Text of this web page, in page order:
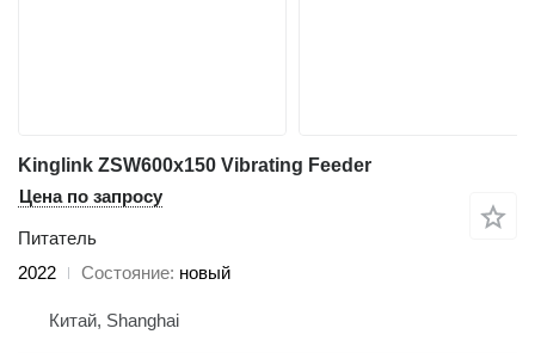
Kinglink ZSW600x150 Vibrating Feeder
Цена по запросу
Питатель
2022
Состояние новый
Китай, Shanghai